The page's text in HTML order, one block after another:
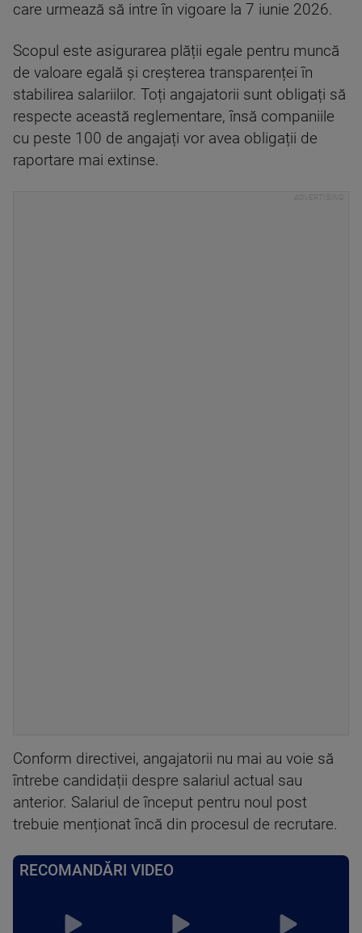
care urmează să intre în vigoare la 7 iunie 2026.
Scopul este asigurarea plății egale pentru muncă
de valoare egală și creșterea transparenței în
stabilirea salariilor. Toți angajatorii sunt obligați să
respecte această reglementare, însă companiile
cu peste 100 de angajați vor avea obligații de
raportare mai extinse.
Conform directivei, angajatorii nu mai au voie să
întrebe candidații despre salariul actual sau
anterior. Salariul de început pentru noul post
trebuie menționat încă din procesul de recrutare.
RECOMANDĂRI VIDEO